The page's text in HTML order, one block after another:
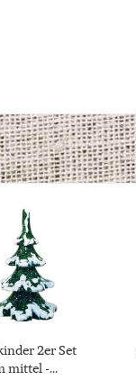
2er Set
mittel -...